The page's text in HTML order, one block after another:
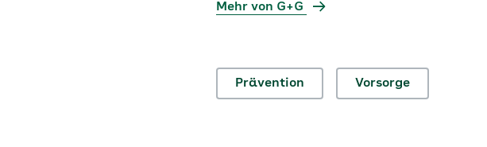
Mehr von G+G
Prävention Vorsorge